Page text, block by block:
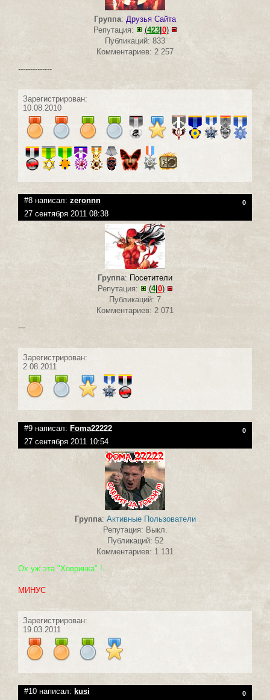
Группа: Друзья Сайта
Репутация:
(423|0)
Публикаций: 833
Комментариев: 2 257
--------------
Зарегистрирован:
10.08.2010
#8 написал: zeronnn 0
27 сентября 2011 08:38
Группа: Посетители
Репутация:
(4|0)
Публикаций: 7
Комментариев: 2 071
---
Зарегистрирован:
2.08.2011
#9 написал: Foma22222 0
27 сентября 2011 10:54
Группа: Активные Пользователи
Репутация: Выкл.
Публикаций: 52
Комментариев: 1 131
Ох уж эта "Ховринка" !...
МИНУС
Зарегистрирован:
19.03.2011
#10 написал: kusi 0